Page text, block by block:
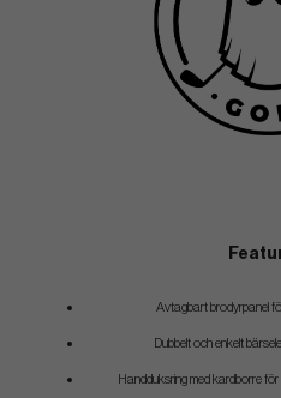
Avtagbart brodyrpanel
Dubbelt och enkelt
Handduksring med kardborre